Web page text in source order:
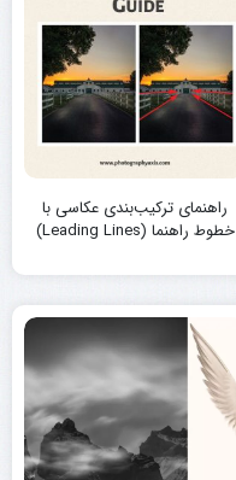
راهنمای ترکیب‌بندی عکاسی با
خطوط راهنما (Leading Lines)